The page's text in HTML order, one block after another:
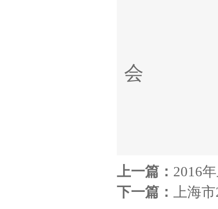
会
上一篇： 2016
下一篇：
上海